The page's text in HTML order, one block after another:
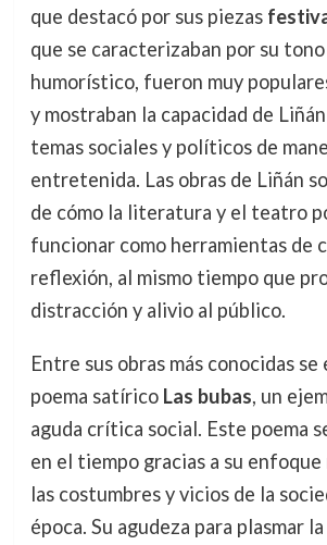
que destacó por sus piezas
que se caracterizaban por su
humorístico, fueron muy
y mostraban la capacidad de
temas sociales y políticos de
entretenida. Las obras de Liñán
de cómo la literatura y el teatro
funcionar como herramientas de
reflexión, al mismo tiempo que
distracción y alivio al público.
Entre sus obras más conocidas
poema satírico Las bubas, un
aguda crítica social. Este poema
en el tiempo gracias a su enfoque
las costumbres y vicios de la
época. Su agudeza para plasmar